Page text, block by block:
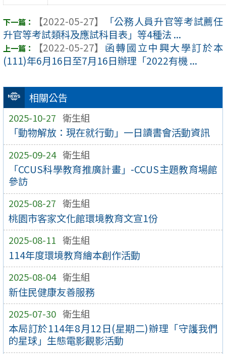
相關公告
2025-10-27 衛生組
「動物解放：現在就行動」一日讀書會活動資訊
2025-09-24 衛生組
「CCUS科學教育推廣計畫」-CCUS主題教育場館
參訪
2025-08-27 衛生組
桃園市客家文化館環境教育文宣1份
2025-08-11 衛生組
114年度環境教育繪本創作活動
2025-08-04 衛生組
新住民健康友善服務
2025-07-30 衛生組
本局訂於114年8月12日(星期二)辦理「守護我們
的星球」生態電影觀影活動
【2022-05-27】
「公務人員升官等考試薦任
升官等考試類科及應試科目表」等4種法 ...
【2022-05-27】 函轉國立中興大學訂於本
(111)年6月16日至7月16日辦理「2022有機 ...